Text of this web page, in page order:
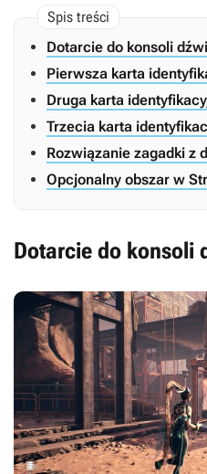
Dotarcie do konsoli
Pierwsza karta
Druga karta
Trzecia karta
Rozwiązanie zagadki z
Opcjonalny obszar w
Dotarcie do konsoli